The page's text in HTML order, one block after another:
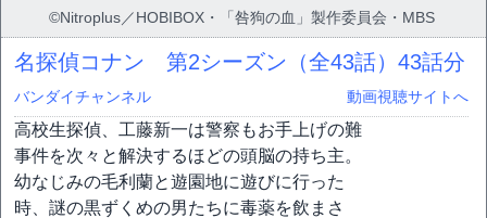
©Nitroplus／HOBIBOX・「咎狗の血」製作委員会・MBS
名探偵コナン 第2シーズン（全43話） 43話分
バンダイチャンネル 動画視聴サイトへ
高校生探偵、工藤新一は警察もお手上げの難
事件を次々と解決するほどの頭脳の持ち主。
幼なじみの毛利蘭と遊園地に遊びに行った
時、謎の黒ずくめの男たちに毒薬を飲まさ